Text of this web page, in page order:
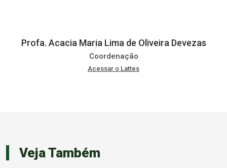
Profa. Acacia Maria Lima de Oliveira Devezas
Coordenação
Acessar o Lattes
Veja Também